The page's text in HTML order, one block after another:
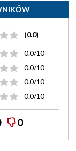
(0.0)
0.0/10
0.0/10
0.0/10
0.0/10
0